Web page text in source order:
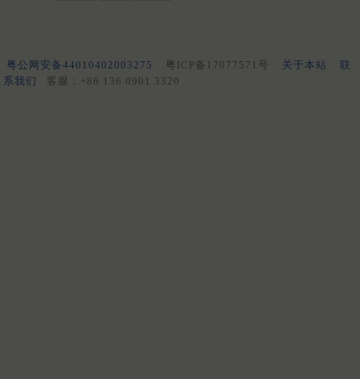
粤公网安备44010402003275 粤ICP备17077571号 关于本站
联
系我们
客服：+86 136 0901 3320